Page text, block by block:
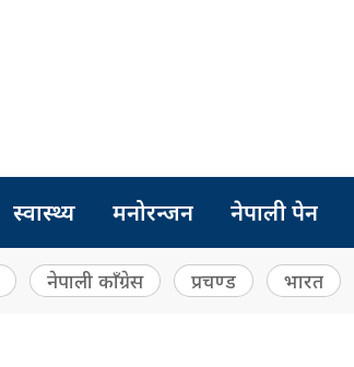
स्वास्थ्य मनोरन्जन नेपाली पेन
नेपाली काँग्रेस प्रचण्ड भारत